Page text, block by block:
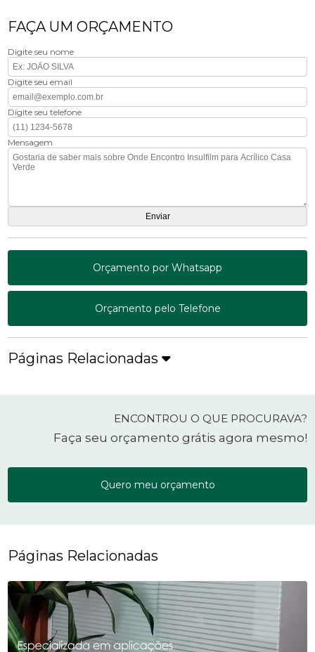
FAÇA UM ORÇAMENTO
Digite seu nome
Digite seu email
Digite seu telefone
Mensagem
Orçamento por Whatsapp
Orçamento pelo Telefone
Páginas Relacionadas
ENCONTROU O QUE PROCURAVA?
Faça seu orçamento grátis agora mesmo!
Quero meu orçamento
Páginas Relacionadas